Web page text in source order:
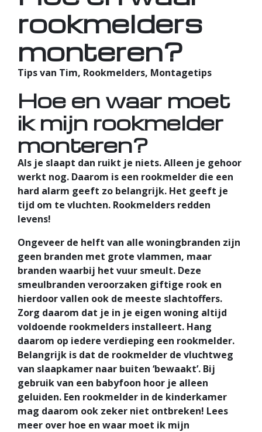
rookmelders
monteren?
Tips van Tim, Rookmelders, Montagetips
Hoe en waar moet
ik mijn rookmelder
monteren?
Als je slaapt dan ruikt je niets. Alleen je gehoor
werkt nog. Daarom is een rookmelder die een
hard alarm geeft zo belangrijk. Het geeft je
tijd om te vluchten. Rookmelders redden
levens!
Ongeveer de helft van alle woningbranden zijn
geen branden met grote vlammen, maar
branden waarbij het vuur smeult. Deze
smeulbranden veroorzaken giftige rook en
hierdoor vallen ook de meeste slachtoffers.
Zorg daarom dat je in je eigen woning altijd
voldoende rookmelders installeert. Hang
daarom op iedere verdieping een rookmelder.
Belangrijk is dat de rookmelder de vluchtweg
van slaapkamer naar buiten ‘bewaakt’. Bij
gebruik van een babyfoon hoor je alleen
geluiden. Een rookmelder in de kinderkamer
mag daarom ook zeker niet ontbreken! Lees
meer over hoe en waar moet ik mijn